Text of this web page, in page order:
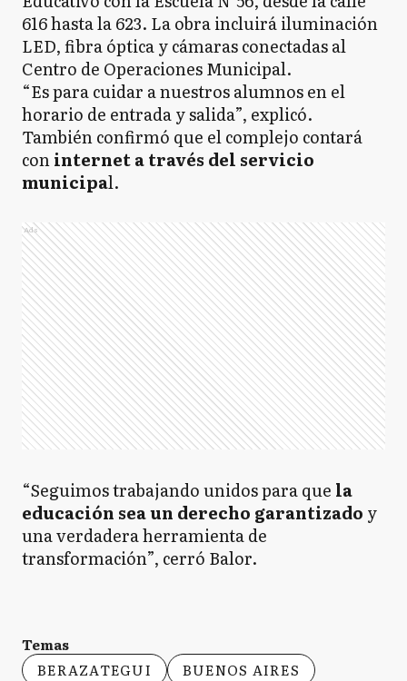
616 hasta la 623. La obra incluirá iluminación
LED, fibra óptica y cámaras conectadas al
Centro de Operaciones Municipal.
“Es para cuidar a nuestros alumnos en el
horario de entrada y salida”, explicó.
También confirmó que el complejo contará
coninternet a través del servicio
municipal.
Ads
“Seguimos trabajando unidos para que la
educación sea un derecho garantizado y
una verdadera herramienta de
transformación”, cerró Balor.
Temas
BERAZATEGUI
BUENOS AIRES